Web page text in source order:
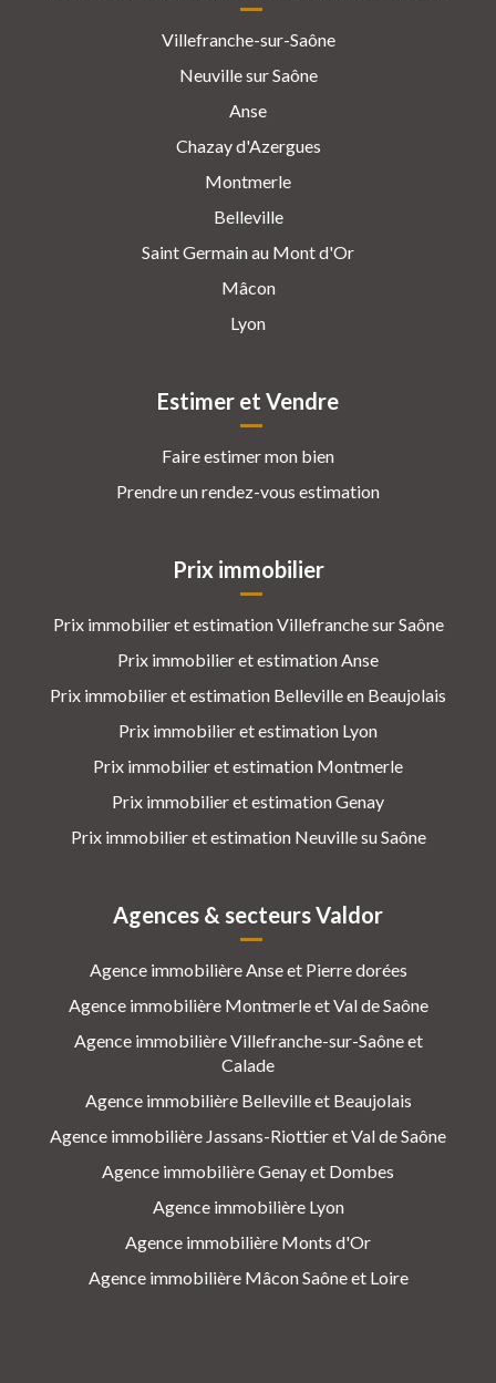
Villefranche-sur-Saône
Neuville sur Saône
Anse
Chazay d'Azergues
Montmerle
Belleville
Saint Germain au Mont d'Or
Mâcon
Lyon
Estimer et Vendre
Faire estimer mon bien
Prendre un rendez-vous estimation
Prix immobilier
Prix immobilier et estimation Villefranche sur Saône
Prix immobilier et estimation Anse
Prix immobilier et estimation Belleville en Beaujolais
Prix immobilier et estimation Lyon
Prix immobilier et estimation Montmerle
Prix immobilier et estimation Genay
Prix immobilier et estimation Neuville su Saône
Agences & secteurs Valdor
Agence immobilière Anse et Pierre dorées
Agence immobilière Montmerle et Val de Saône
Agence immobilière Villefranche-sur-Saône et
Calade
Agence immobilière Belleville et Beaujolais
Agence immobilière Jassans-Riottier et Val de Saône
Agence immobilière Genay et Dombes
Agence immobilière Lyon
Agence immobilière Monts d'Or
Agence immobilière Mâcon Saône et Loire